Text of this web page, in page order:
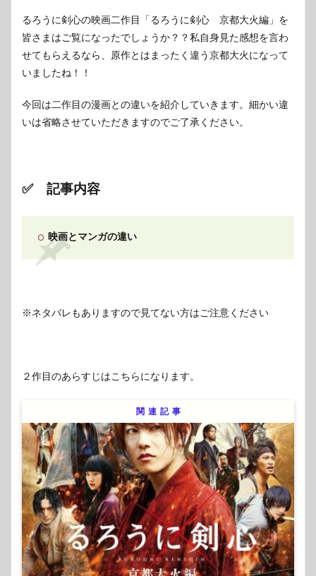
るろうに剣心の映画二作目「るろうに剣心 京都大火編」を
皆さまはご覧になったでしょうか？？私自身見た感想を言わ
せてもらえるなら、原作とはまったく違う京都大火になって
いましたね！！
今回は二作目の漫画との違いを紹介していきます。 細かい違
いは省略させていただきますのでご了承ください。
✅ 記事内容
映画とマンガの違い
※ネタバレもありますので見てない方はご注意ください
２作目のあらすじはこちらになります。
関連記事